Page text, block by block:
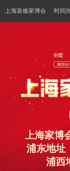
上海装修家博会 时间|
上海家博
浦东地址
浦西